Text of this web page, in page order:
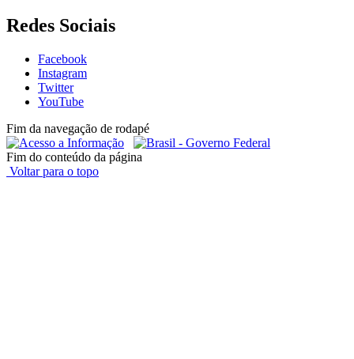
Redes Sociais
Facebook
Instagram
Twitter
YouTube
Fim da navegação de rodapé
Fim do conteúdo da página
Voltar para o topo